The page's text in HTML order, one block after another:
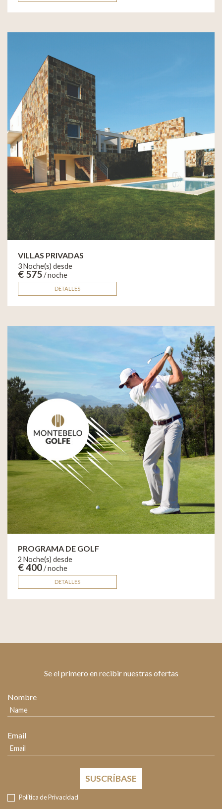
VILLAS PRIVADAS
3 Noche(s) desde
€ 575/ noche
DETALLES
PROGRAMA DE GOLF
2 Noche(s) desde
€ 400/ noche
DETALLES
Se el primero en recibir nuestras ofertas
Nombre
Email
SUSCRÍBASE
Política de Privacidad